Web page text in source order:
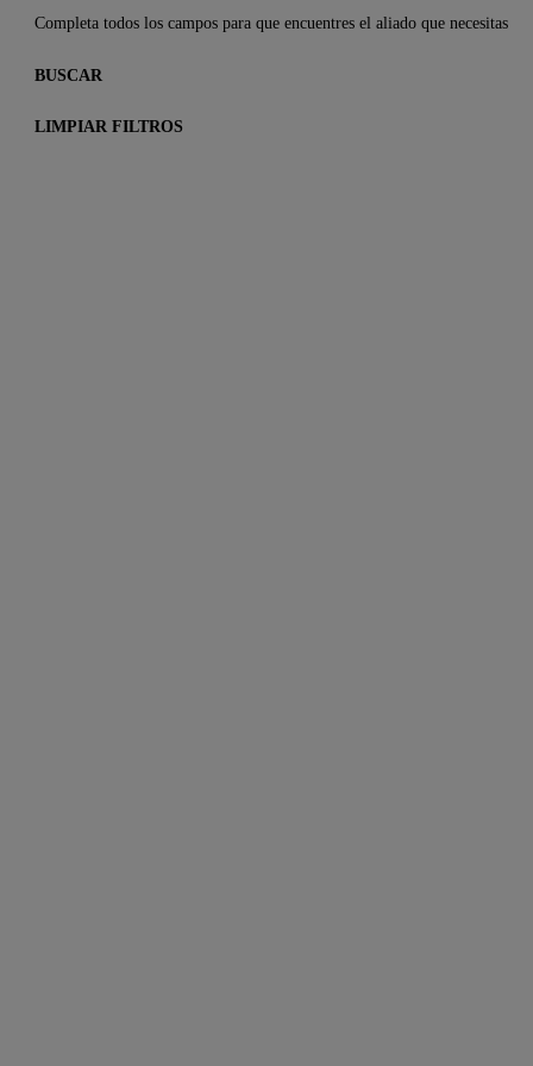
Completa todos los campos para que encuentres el aliado que necesitas
BUSCAR
LIMPIAR FILTROS